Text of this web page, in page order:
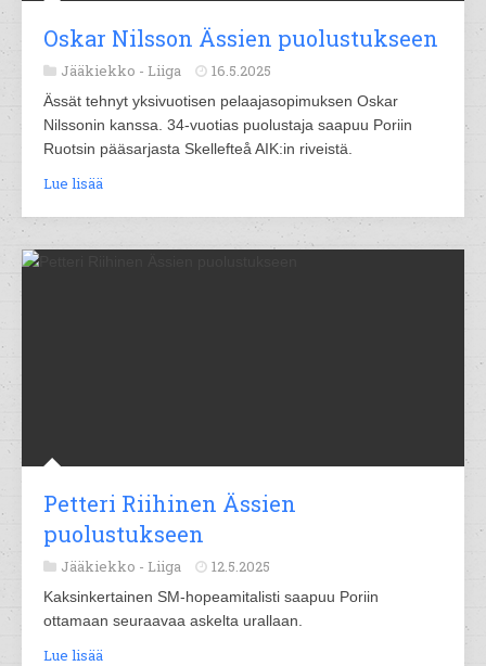
Oskar Nilsson Ässien puolustukseen
Jääkiekko - Liiga 16.5.2025
Ässät tehnyt yksivuotisen pelaajasopimuksen Oskar
Nilssonin kanssa. 34-vuotias puolustaja saapuu Poriin
Ruotsin pääsarjasta Skellefteå AIK:in riveistä.
Lue lisää
Petteri Riihinen Ässien
puolustukseen
Jääkiekko - Liiga 12.5.2025
Kaksinkertainen SM-hopeamitalisti saapuu Poriin
ottamaan seuraavaa askelta urallaan.
Lue lisää